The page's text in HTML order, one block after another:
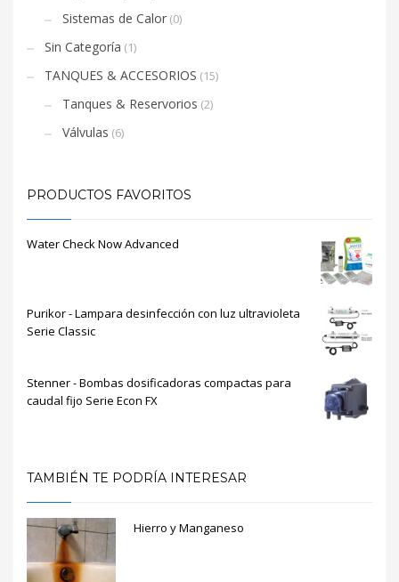
Sistemas de Calor (0)
Sin Categoría (1)
TANQUES & ACCESORIOS (15)
Tanques & Reservorios (2)
Válvulas (6)
PRODUCTOS FAVORITOS
Water Check Now Advanced
Purikor - Lampara desinfección con luz ultravioleta
Serie Classic
Stenner - Bombas dosificadoras compactas para
caudal fijo Serie Econ FX
TAMBIÉN TE PODRÍA INTERESAR
Hierro y Manganeso